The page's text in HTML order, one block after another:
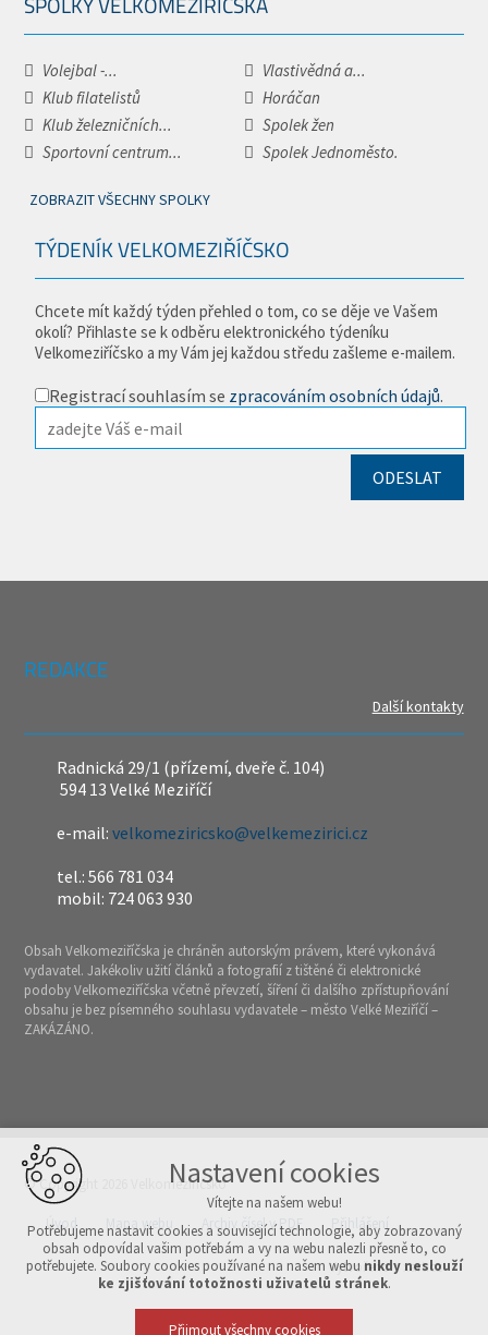
Volejbal -...
Vlastivědná a...
Klub filatelistů
Horáčan
Klub železničních...
Spolek žen
Sportovní centrum...
Spolek Jednoměsto.
ZOBRAZIT VŠECHNY SPOLKY
TÝDENÍK VELKOMEZIŘÍČSKO
Chcete mít každý týden přehled o tom, co se děje ve Vašem
okolí? Přihlaste se k odběru elektronického týdeníku
Velkomeziříčsko a my Vám jej každou středu zašleme e-mailem.
Registrací souhlasím se zpracováním osobních údajů.
REDAKCE
Další kontakty
Radnická 29/1 (přízemí, dveře č. 104)
594 13 Velké Meziříčí
e-mail:velkomeziricsko@velkemezirici.cz
tel.: 566 781 034
mobil: 724 063 930
Obsah Velkomeziříčska je chráněn autorským právem, které vykonává
vydavatel. Jakékoliv užití článků a fotografií z tištěné či elektronické
podoby Velkomeziříčska včetně převzetí, šíření či dalšího zpřístupňování
obsahu je bez písemného souhlasu vydavatele – město Velké Meziříčí –
ZAKÁZÁNO.
© Copyright 2026 Velkomeziříčsko
Úvod Mapa webu Archiv čísel v PDF Přihlášení
Vytvořeno v xart.cz
Nastavení cookies
Vítejte na našem webu!
Potřebujeme nastavit cookies a související technologie, aby zobrazovaný
obsah odpovídal vašim potřebám a vy na webu nalezli přesně to, co
potřebujete. Soubory cookies používané na našem webu nikdy neslouží
ke zjišťování totožnosti uživatelů stránek.
Přijmout všechny cookies